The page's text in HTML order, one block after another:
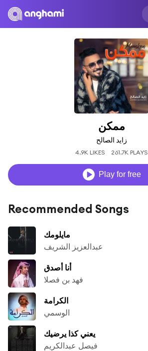
ممكن
زايد الصالح
4.9K LIKES 261.7K PLAYS
Play for free
Recommended Songs
مايلومك
عبدالعزيز الشريف
أنا أصدق
فهد بن فصلا
الكرامة
الوسمي
يعني كذا يرضيك
فيصل عبدالكريم